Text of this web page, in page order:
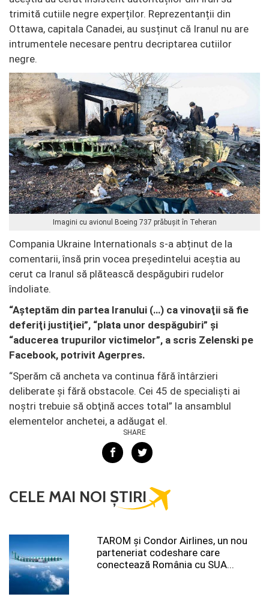
trimită cutiile negre experților. Reprezentanții din
Ottawa, capitala Canadei, au susținut că Iranul nu are
intrumentele necesare pentru decriptarea cutiilor
negre.
Imagini cu avionul Boeing 737 prăbușit în Teheran
Compania Ukraine Internationals s-a abținut de la
comentarii, însă prin vocea președintelui aceștia au
cerut ca Iranul să plătească despăgubiri rudelor
îndoliate.
“Aşteptăm din partea Iranului (…) ca vinovaţii să fie
deferiţi justiţiei”, “plata unor despăgubiri” şi
“aducerea trupurilor victimelor”, a scris Zelenski pe
Facebook, potrivit Agerpres.
“Sperăm că ancheta va continua fără întârzieri
deliberate şi fără obstacole. Cei 45 de specialişti ai
noştri trebuie să obţină acces total” la ansamblul
elementelor anchetei, a adăugat el.
SHARE
CELE MAI NOI ȘTIRI
TAROM şi Condor Airlines, un nou
parteneriat codeshare care
conectează România cu SUA...